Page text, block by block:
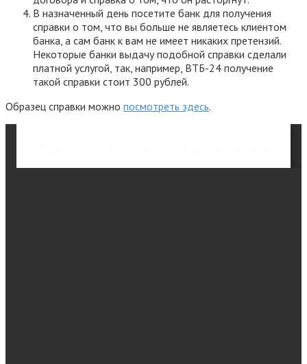
В назначенный день посетите банк для получения
справки о том, что вы больше не являетесь клиентом
банка, а сам банк к вам не имеет никаких претензий.
Некоторые банки выдачу подобной справки сделали
платной услугой, так, например, ВТБ-24 получение
такой справки стоит 300 рублей.
Образец справки можно посмотреть здесь.